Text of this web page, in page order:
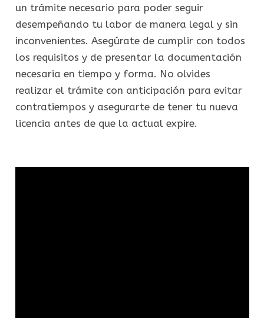
un trámite necesario para poder seguir
desempeñando tu labor de manera legal y sin
inconvenientes. Asegúrate de cumplir con todos
los requisitos y de presentar la documentación
necesaria en tiempo y forma. No olvides
realizar el trámite con anticipación para evitar
contratiempos y asegurarte de tener tu nueva
licencia antes de que la actual expire.